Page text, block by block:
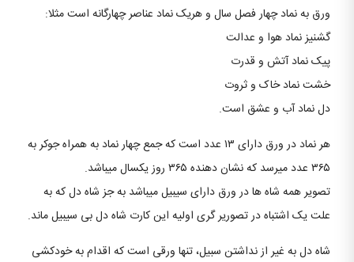
ورق به نماد چهار فصل سال و هریک نماد عناصر چهارگانه است مثلا:
گشنیز نماد هوا و عدالت
پیک نماد آتش و قدرت
خشت نماد خاک و ثروت
دل نماد آب و عشق است.
هر نماد در ورق دارای ۱۳ عدد است که جمع چهار نماد به همراه جوکر به
۳۶۵ عدد میرسد که نشان دهنده ۳۶۵ روز یکسال میباشد.
تصویر همه شاه ها در ورق دارای سیبیل میباشد به جز شاه دل که به
علت یک اشتباه در تصوریر گری اولیه این کارت شاه دل بی سیبیل ماند.
شاه دل به غیر از نداشتن سبیل، تنها ورقی است که اقدام به خودکشی